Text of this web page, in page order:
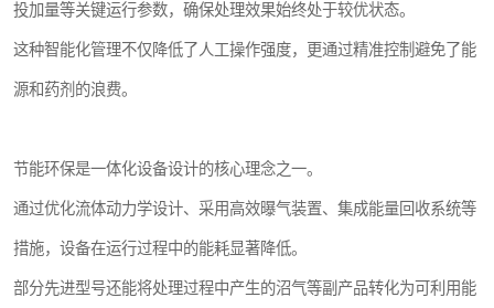
投加量等关键运行参数，确保处理效果始终处于较优状态。
这种智能化管理不仅降低了人工操作强度，更通过精准控制避免了能
源和药剂的浪费。
节能环保是一体化设备设计的核心理念之一。
通过优化流体动力学设计、采用高效曝气装置、集成能量回收系统等
措施，设备在运行过程中的能耗显著降低。
部分先进型号还能将处理过程中产生的沼气等副产品转化为可利用能
生活污水处理设备
豆制品污水